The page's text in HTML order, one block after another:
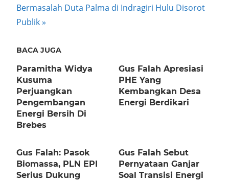
Post:
Bermasalah Duta Palma di Indragiri Hulu Disorot
Publik
BACA JUGA
Paramitha Widya
Kusuma
Perjuangkan
Pengembangan
Energi Bersih Di
Brebes
Gus Falah Apresiasi
PHE Yang
Kembangkan Desa
Energi Berdikari
Gus Falah: Pasok
Biomassa, PLN EPI
Serius Dukung
Gus Falah Sebut
Pernyataan Ganjar
Soal Transisi Energi